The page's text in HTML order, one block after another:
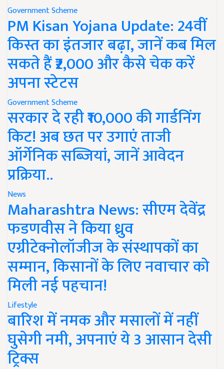
Government Scheme
PM Kisan Yojana Update: 24वीं
किस्त का इंतजार बढ़ा, जानें कब मिल
सकते हैं ₹2,000 और कैसे चेक करें
अपना स्टेटस
Government Scheme
सरकार दे रही ₹10,000 की गार्डनिंग
किट! अब छत पर उगाएं ताजी
ऑर्गेनिक सब्जियां, जानें आवेदन
प्रक्रिया..
News
Maharashtra News: सीएम देवेंद्र
फडणवीस ने किया ध्रुव
एग्रीटेक्नोलॉजीज के संस्थापकों का
सम्मान, किसानों के लिए नवाचार को
मिली नई पहचान!
Lifestyle
बारिश में नमक और मसालों में नहीं
घुसेगी नमी, अपनाएं ये 3 आसान देसी
ट्रिक्स